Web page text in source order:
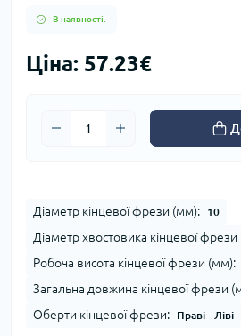
В наявності.
Ціна: 57.23€
Діаметр кінцевої фрези (мм): 10
Діаметр хвостовика кінцевої
Робоча висота кінцевої фрези (мм):
Загальна довжина кінцевої фрези
Оберти кінцевої фрези: Праві - Ліві